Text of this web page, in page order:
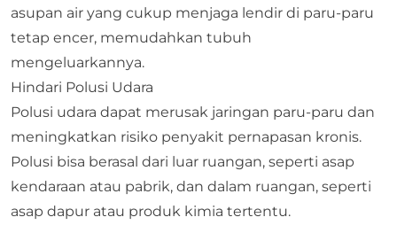
asupan air yang cukup menjaga lendir di paru-paru
tetap encer, memudahkan tubuh
mengeluarkannya.
Hindari Polusi Udara
Polusi udara dapat merusak jaringan paru-paru dan
meningkatkan risiko penyakit pernapasan kronis.
Polusi bisa berasal dari luar ruangan, seperti asap
kendaraan atau pabrik, dan dalam ruangan, seperti
asap dapur atau produk kimia tertentu.